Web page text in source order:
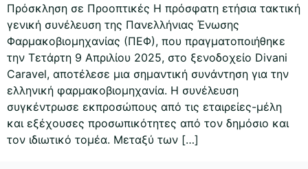
Πρόσκληση σε Προοπτικές Η πρόσφατη ετήσια τακτική
γενική συνέλευση της Πανελλήνιας Ένωσης
Φαρμακοβιομηχανίας (ΠΕΦ), που πραγματοποιήθηκε
την Τετάρτη 9 Απριλίου 2025, στο ξενοδοχείο Divani
Caravel, αποτέλεσε μια σημαντική συνάντηση για την
ελληνική φαρμακοβιομηχανία. Η συνέλευση
συγκέντρωσε εκπροσώπους από τις εταιρείες-μέλη
και εξέχουσες προσωπικότητες από τον δημόσιο και
τον ιδιωτικό τομέα. Μεταξύ των […]